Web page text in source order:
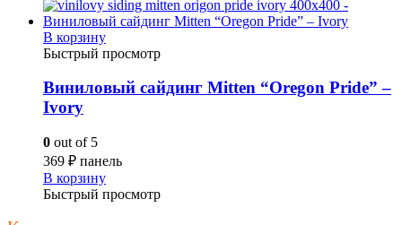
В корзину
Быстрый просмотр
Виниловый сайдинг Mitten “Oregon Pride” –
Ivory
0 out of 5
369 ₽ панель
В корзину
Быстрый просмотр